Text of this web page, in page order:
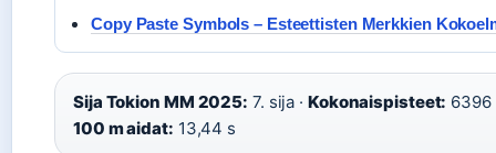
Copy Paste Symbols – Esteettisten Merkkien
Sija Tokion MM 2025: 7. sija · Kokonaispisteet: 6396
100 m aidat: 13,44 s